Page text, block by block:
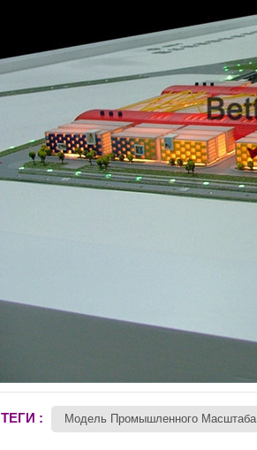
ТЕГИ : Модель Промышленного Масштаба